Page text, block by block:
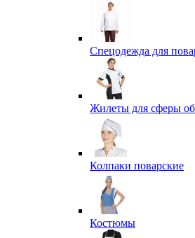
Спецодежда для
Жилеты для сферы
Колпаки поварские
Костюмы